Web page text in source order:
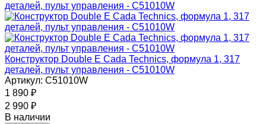
Конструктор Double E Cada Technics, формула 1, 317
деталей, пульт управления - C51010W
Артикул: C51010W
1 890 ₽
2 990 ₽
В наличии